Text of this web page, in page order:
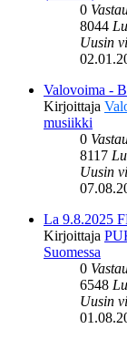
0
8044
Uusin
Valovoima -
Kirjoittaja
musiikki
0
8117
Uusin
La 9.8.2025
Kirjoittaja
Suomessa
0
6548
Uusin